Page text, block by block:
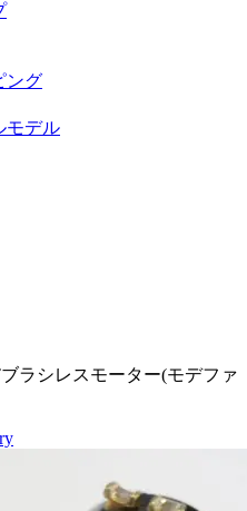
ング
モデル
ラシレスモーター(モデファ